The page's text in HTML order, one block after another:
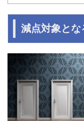
減点対象とな